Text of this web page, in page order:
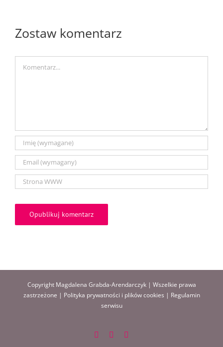
Zostaw komentarz
Copyright Magdalena Grabda-Arendarczyk | Wszelkie prawa
zastrzeżone | Polityka prywatności i plików cookies | Regulamin
serwisu
FacebookInstagram